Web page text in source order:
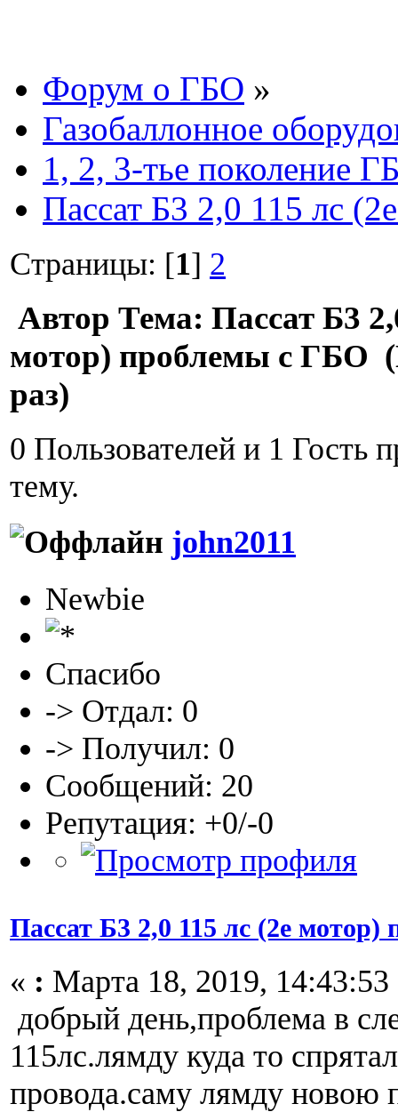
Форум о ГБО »
Газобаллонное
1, 2, 3-тье поколение
Пассат Б3 2,0 115 лс
Страницы: [1] 2
Автор Тема: Пассат Б3
мотор) проблемы с ГБО
раз)
0 Пользователей и 1 Гость
тему.
john2011
Newbie
Спасибо
-> Отдал: 0
-> Получил: 0
Сообщений: 20
Репутация: +0/-0
Пассат Б3 2,0 115 лс (2е
« : Марта 18, 2019, 14:43:53
добрый день,проблема в
115лс.лямду куда то
провода.саму лямду новою